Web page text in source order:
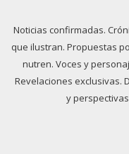
Noticias confirmadas.
que ilustran. Propuestas
nutren. Voces y
Revelaciones exclusivas.
y